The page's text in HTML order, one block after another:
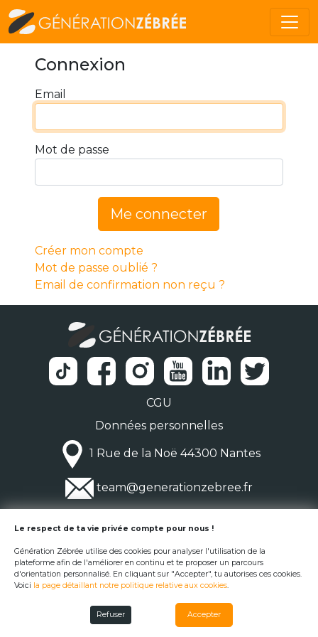
Connexion
Email
Mot de passe
Me connecter
Créer mon compte
Mot de passe oublié ?
Email de confirmation non reçu ?
CGU
Données personnelles
1 Rue de la Noë 44300 Nantes
team@generationzebree.fr
© Génération Zébrée 2026
Le respect de ta vie privée compte pour nous !
Génération Zébrée utilise des cookies pour analyser l'utilisation de la
plateforme afin de l'améliorer en continu et te proposer un parcours
d'orientation personnalisé. En cliquant sur "Accepter", tu autorises ces cookies.
Voici la page détaillant notre politique relative aux cookies.
Refuser Accepter